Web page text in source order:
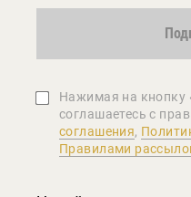
Нажимая на кнопку
соглашаетеcь с
соглашения,
Правилами